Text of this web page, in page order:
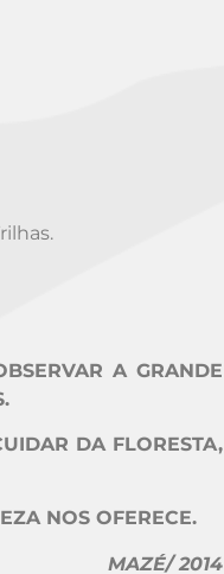
A GRANDE
DA FLORESTA,
NOS OFERECE.
MAZÉ/ 2014